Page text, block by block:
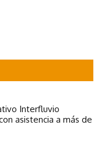
Interfluvio
asistencia a más de